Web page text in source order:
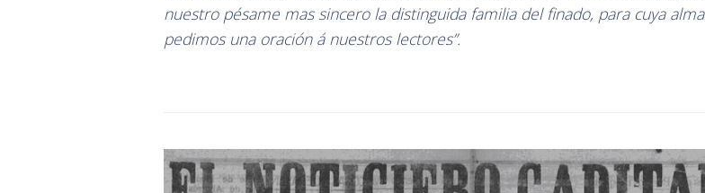
nuestro pésame mas sincero la distinguida familia del finado, para cuya alma
pedimos una oración á nuestros lectores”.